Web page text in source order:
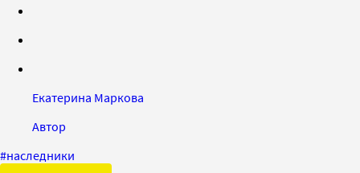
Екатерина Маркова
Автор
#наследники